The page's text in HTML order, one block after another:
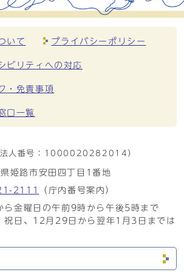
いて プライバシーポリシー
ビリティへの対応
・免責事項
口一覧
法人番号： 1000020282014）
姫路市安田四丁目1番地
2111
（庁内番号案内）
ら金曜日の午前9時から午後5時まで
祝日、12月29日から翌年1月3日までは